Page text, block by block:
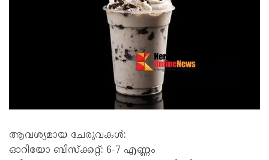
ആവശ്യമായ ചേരുവകൾ:
​ഓറിയോ ബിസ്ക്കറ്റ്: 6-7 എണ്ണം